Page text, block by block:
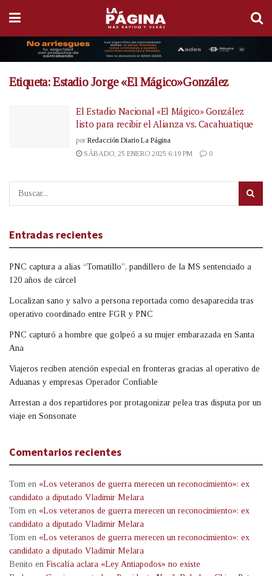
Etiqueta:Estadio Jorge «El Mágico»González
El Estadio Nacional «El Mágico» González
listo para recibir el Alianza vs. Cacahuatique
por Redacción Diario La Página
SÁBADO, 25 ENERO 2025 6:19 PM
0
Entradas recientes
PNC captura a alias “Tomatillo”, pandillero de la MS sentenciado a
120 años de cárcel
Localizan sano y salvo a persona reportada como desaparecida tras
operativo coordinado entre FGR y PNC
PNC capturó a hombre que golpeó a su mujer embarazada en Santa
Ana
Viajeros reciben atención especial en fronteras gracias al operativo de
Aduanas y empresas Operador Confiable
Arrestan a dos repartidores por protagonizar pelea tras disputa por un
viaje en Sonsonate
Comentarios recientes
Tom en «Los veteranos de guerra merecen un reconocimiento»: ex
candidato a diputado Vladimir Melara
Tom en «Los veteranos de guerra merecen un reconocimiento»: ex
candidato a diputado Vladimir Melara
Tom en «Los veteranos de guerra merecen un reconocimiento»: ex
candidato a diputado Vladimir Melara
Benito en Fiscalía aclara «Ley Antiapodos» no existe